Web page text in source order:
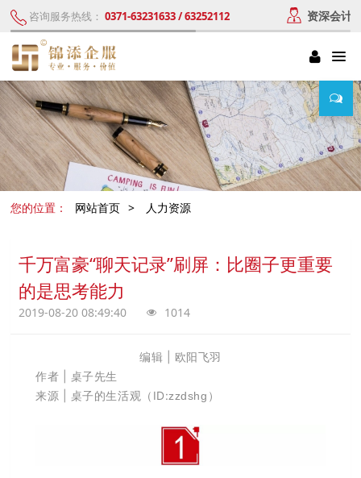
咨询服务热线： 0371-63231633 / 63252112 资深会计
您的位置： 网站首页 > 人力资源
千万富豪“聊天记录”刷屏：比圈子更重要
的是思考能力
2019-08-20 08:49:40 1014
编辑 | 欧阳飞羽
作者 | 桌子先生
来源 | 桌子的生活观（ID:zzdshg ）